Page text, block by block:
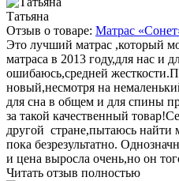
Татьяна
Отзыв о товаре: Матрас
Это лучший матрас ,который
матраса в 2013 году,для нас и
ошибаюсь,средней
новый,несмотря на
для сна в общем и для спины
за такой качественный
другой стране,пытаюсь найти
пока безрезультатно.
и цена выросла очень,но он
Читать отзыв полностью